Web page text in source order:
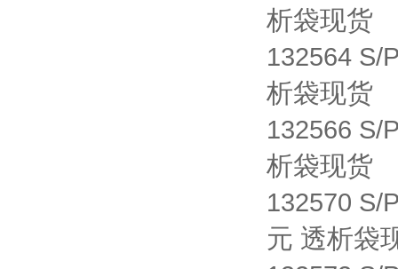
析袋现货
132564 S/
析袋现货
132566 S/
析袋现货
132570 S/
元 透析袋